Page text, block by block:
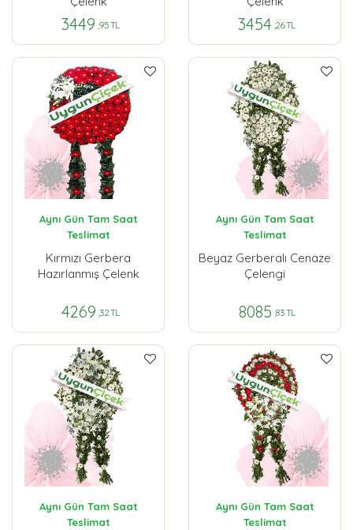
3449 ,95 TL 3454 ,26 TL
Aynı Gün Tam Saat
Teslimat
Kırmızı Gerbera
Hazırlanmış Çelenk
4269 ,32 TL
Aynı Gün Tam Saat
Teslimat
Beyaz Gerberalı Cenaze
Çelengi
8085 ,83 TL
Aynı Gün Tam Saat
Teslimat
Aynı Gün Tam Saat
Teslimat